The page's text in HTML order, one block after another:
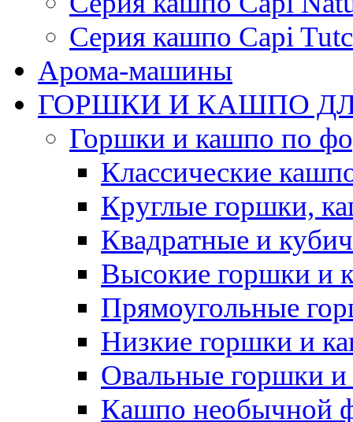
Серия кашпо Capi
Арома-машины
ГОРШКИ И КАШПО
Горшки и кашпо по
Классические
Круглые горшки,
Квадратные и
Высокие горшки и
Прямоугольные
Низкие горшки и
Овальные горшки
Кашпо необычной